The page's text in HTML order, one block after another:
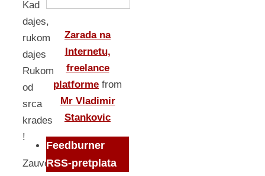
Kad
dajes,
rukom
dajes
Rukom
od
srca
krades
!
Zauvek
Zarada na
Internetu,
freelance
platforme from
Mr Vladimir
Stankovic
Feedburner
RSS-pretplata